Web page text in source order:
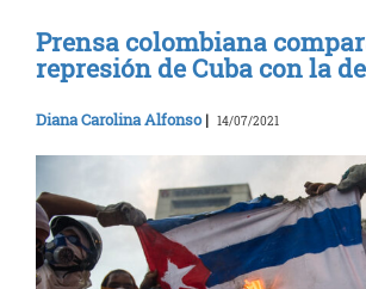
Prensa colombiana
represión de Cuba con la
Diana Carolina Alfonso| 14/07/2021